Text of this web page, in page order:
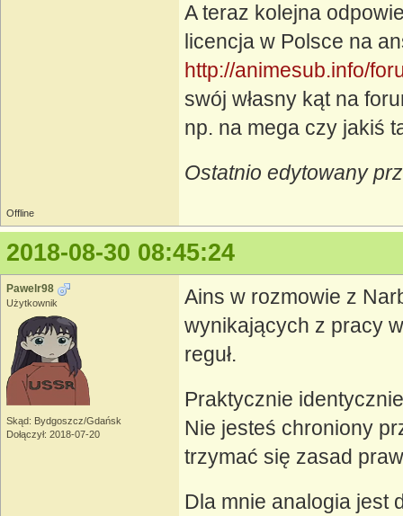
A teraz kolejna
licencja w Polsce na
http://animesub.info/
swój własny kąt na
np. na mega czy jakiś
Ostatnio edytowany
Offline
2018-08-30 08:45:24
Pawelr98
Użytkownik
Skąd: Bydgoszcz/Gdańsk
Dołączył: 2018-07-20
Ains w rozmowie z
wynikających z pracy
reguł.
Praktycznie
Nie jesteś chroniony
trzymać się zasad
Dla mnie analogia jest